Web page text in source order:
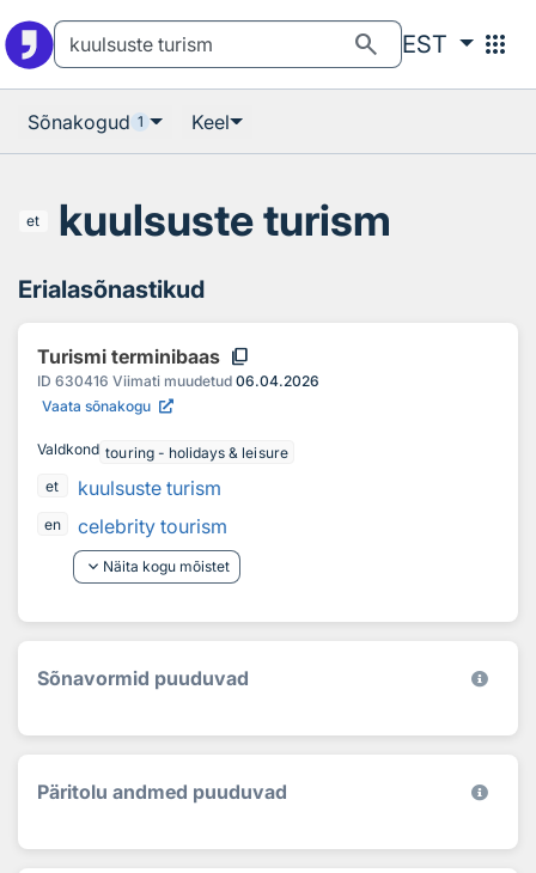
search EST apps
Sõnakogud 1 Keel
et kuulsuste turism
Erialasõnastikud
Turismi terminibaas content_copy
ID 630416 Viimati muudetud 06.04.2026
Vaata sõnakogu
Valdkond touring - holidays & leisure
et
kuulsuste turism
en
celebrity tourism
keyboard_arrow_down Näita kogu mõistet
Sõnavormid puuduvad
Päritolu andmed puuduvad